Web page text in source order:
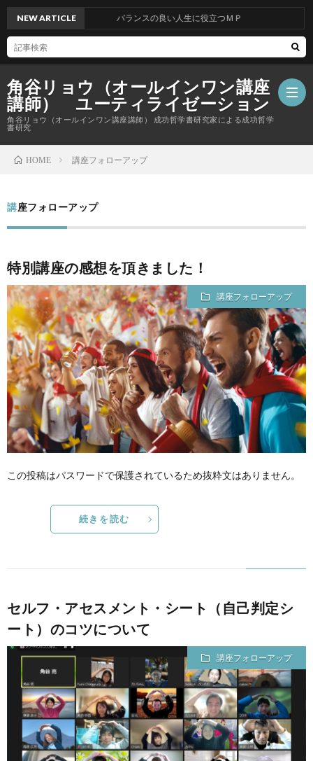
角谷リョウ（オールインワン講座
講師） ユーティライゼーション
角谷リョウ（オールインワン講座講師） 成功哲学書研究家による成功哲学
書研究
NEW ARTICLE バランスの良い人生に役立つＭＰ
HOME 講座フォローアップ
講座フォローアップ
特別講座の感想を頂きました！
講座フォローアップ
この投稿はパスワードで保護されているため抜粋文はありません。
続きを読む
セルフ・アセスメント・シート（自己判定シ
ート）のコツについて
講座フォローアップ